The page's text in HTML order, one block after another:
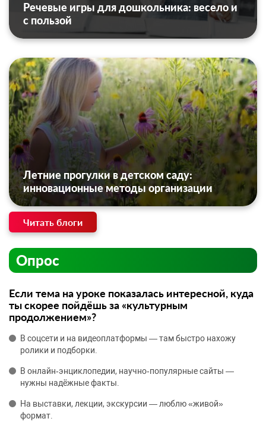
Речевые игры для дошкольника: весело и
с пользой
Летние прогулки в детском саду:
инновационные методы организации
Читать блоги
Опрос
Если тема на уроке показалась интересной, куда
ты скорее пойдёшь за «культурным
продолжением»?
В соцсети и на видеоплатформы — там быстро нахожу
ролики и подборки.
В онлайн‑энциклопедии, научно‑популярные сайты —
нужны надёжные факты.
На выставки, лекции, экскурсии — люблю «живой»
формат.